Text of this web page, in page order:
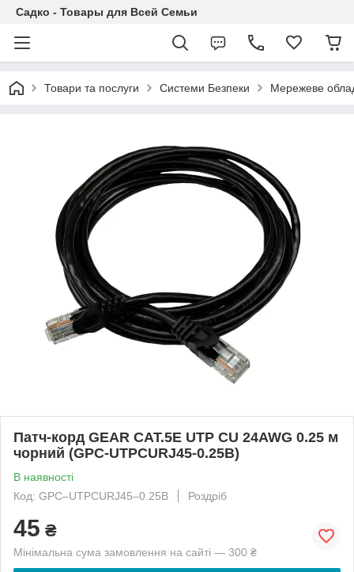
Садко - Товары для Всей Семьи
Товари та послуги Системи Безпеки Мережеве
Патч-корд GEAR САТ.5E UTP CU 24AWG 0.25 м
чорний (GPC-UTPCURJ45-0.25B)
В наявності
Код: GPC–UTPCURJ45–0.25B
Роздріб
45 ₴
Мінімальна сума замовлення на сайті — 300 ₴